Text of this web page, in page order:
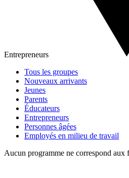
Entrepreneurs
Tous les groupes
Nouveaux arrivants
Jeunes
Parents
Éducateurs
Entrepreneurs
Personnes âgées
Employés en milieu de travail
Aucun programme ne correspond aux